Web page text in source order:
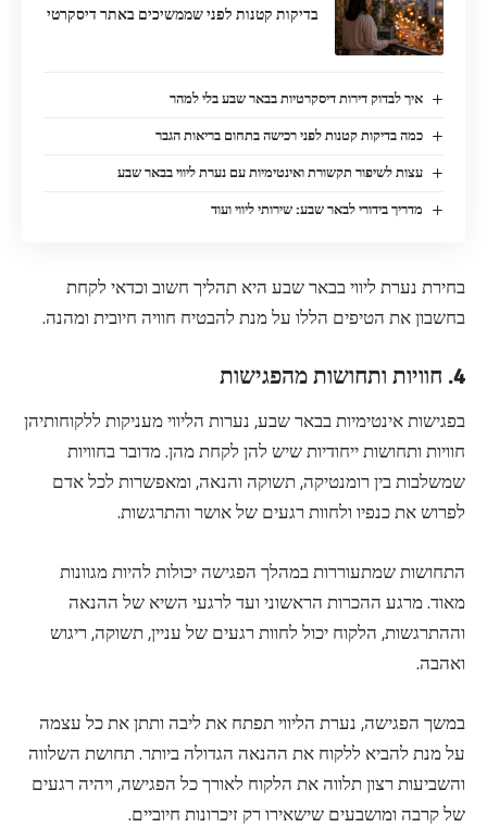
בדיקות קטנות לפני שממשיכים באתר דיסקרטי
איך לבדוק דירות דיסקרטיות בבאר שבע בלי למהר
כמה בדיקות קטנות לפני רכישה בתחום בריאות הגבר
עצות לשיפור תקשורת ואינטימיות עם נערת ליווי בבאר שבע
מדריך בידורי לבאר שבע: שירותי ליווי ועוד
בחירת נערת ליווי בבאר שבע היא תהליך חשוב וכדאי לקחת
בחשבון את הטיפים הללו על מנת להבטיח חוויה חיובית ומהנה.
4. חוויות ותחושות מהפגישות
בפגישות אינטימיות בבאר שבע, נערות הליווי מעניקות ללקוחותיהן
חוויות ותחושות ייחודיות שיש להן לקחת מהן. מדובר בחוויות
שמשלבות בין רומנטיקה, תשוקה והנאה, ומאפשרות לכל אדם
לפרוש את כנפיו ולחוות רגעים של אושר והתרגשות.
התחושות שמתעוררות במהלך הפגישה יכולות להיות מגוונות
מאוד. מרגע ההכרות הראשוני ועד לרגעי השיא של ההנאה
וההתרגשות, הלקוח יכול לחוות רגעים של עניין, תשוקה, ריגוש
ואהבה.
במשך הפגישה, נערת הליווי תפתח את ליבה ותתן את כל עצמה
על מנת להביא ללקוח את ההנאה הגדולה ביותר. תחושת השלווה
והשביעות רצון תלווה את הלקוח לאורך כל הפגישה, ויהיה רגעים
של קרבה ומושבעים שישאירו רק זיכרונות חיוביים.